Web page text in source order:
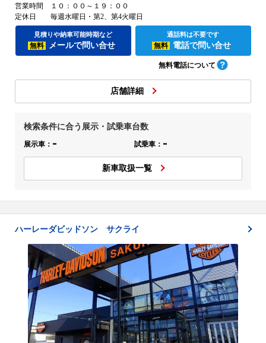
営業時間
１０：００～１９：００
定休日
毎週水曜日・第2、第4火曜日
見積りや納車可能時期など
無料 メールで問い合せ
通話料は不要です
無料 電話で問い合せ
無料電話について
店舗詳細
検索条件に合う展示・試乗車台数
展示車： - 試乗車： -
新車取扱一覧
ハーレーダビッドソン サクライ